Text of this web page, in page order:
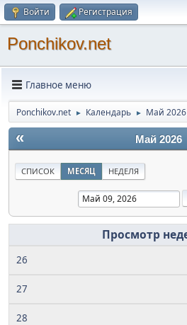
Войти Регистрация
Ponchikov.net
Главное меню
Ponchikov.net ► Календарь ► Май 2026
« Май 2026
СПИСОК МЕСЯЦ НЕДЕЛЯ
26
27
28